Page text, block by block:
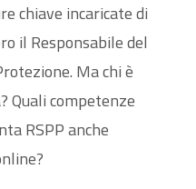
chiave incaricate di
il Responsabile del
Ma chi è
Quali competenze
RSPP anche